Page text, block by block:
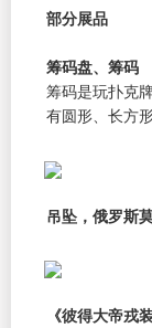
部分展品
筹码盘、筹码
筹码是玩扑克
有圆形、长方
吊坠，俄罗斯
《彼得大帝戎